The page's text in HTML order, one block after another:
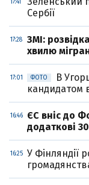
17:41
Сербії
17:28
ЗМІ:
хвилю
17:01 ФОТО
В
кандидатом
16:46
ЄС вніс до
додаткові
16:25 У Фінляндії